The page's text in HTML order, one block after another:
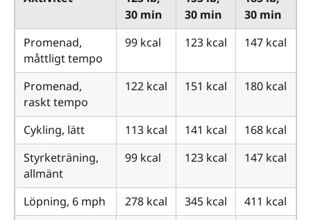
30 min
30 min
30 min
Promenad,
måttligt tempo
99 kcal 123 kcal 147 kcal
Promenad,
raskt tempo
122 kcal 151 kcal 180 kcal
Cykling, lätt 113 kcal 141 kcal
168 kcal
Styrketräning,
allmänt
99 kcal 123 kcal 147 kcal
Löpning, 6 mph 278 kcal 345 kcal
411 kcal